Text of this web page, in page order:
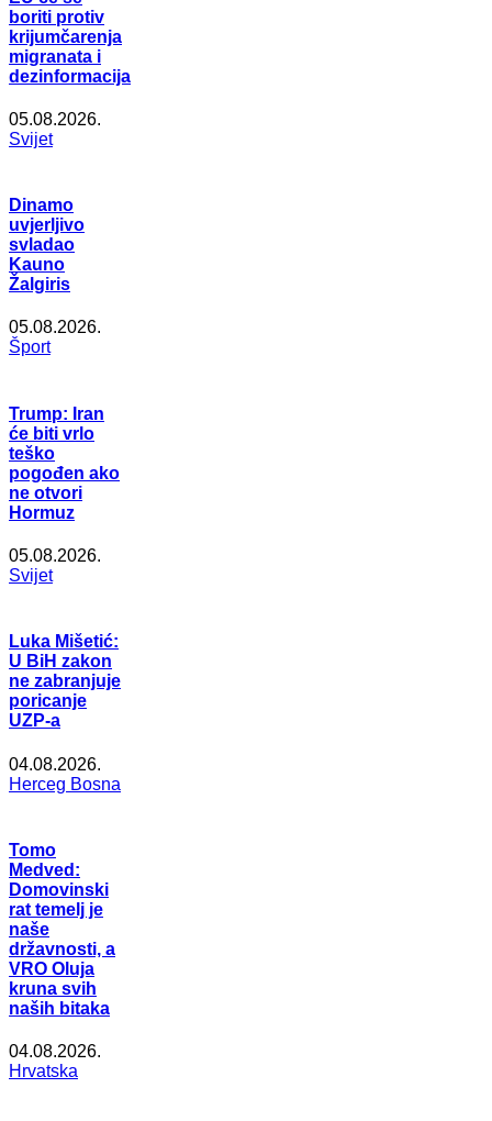
boriti protiv
krijumčarenja
migranata i
dezinformacija
05.08.2026.
Svijet
Dinamo
uvjerljivo
svladao
Kauno
Žalgiris
05.08.2026.
Šport
Trump: Iran
će biti vrlo
teško
pogođen ako
ne otvori
Hormuz
05.08.2026.
Svijet
Luka Mišetić:
U BiH zakon
ne zabranjuje
poricanje
UZP-a
04.08.2026.
Herceg Bosna
Tomo
Medved:
Domovinski
rat temelj je
naše
državnosti, a
VRO Oluja
kruna svih
naših bitaka
04.08.2026.
Hrvatska